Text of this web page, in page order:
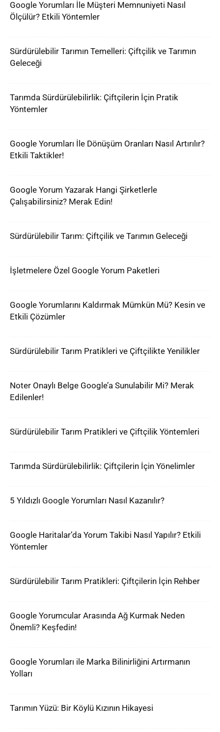
Google Yorumları İle Müşteri Memnuniyeti Nasıl
Ölçülür? Etkili Yöntemler
Sürdürülebilir Tarımın Temelleri: Çiftçilik ve Tarımın
Geleceği
Tarımda Sürdürülebilirlik: Çiftçilerin İçin Pratik
Yöntemler
Google Yorumları İle Dönüşüm Oranları Nasıl Artırılır?
Etkili Taktikler!
Google Yorum Yazarak Hangi Şirketlerle
Çalışabilirsiniz? Merak Edin!
Sürdürülebilir Tarım: Çiftçilik ve Tarımın Geleceği
İşletmelere Özel Google Yorum Paketleri
Google Yorumlarını Kaldırmak Mümkün Mü? Kesin ve
Etkili Çözümler
Sürdürülebilir Tarım Pratikleri ve Çiftçilikte Yenilikler
Noter Onaylı Belge Google’a Sunulabilir Mi? Merak
Edilenler!
Sürdürülebilir Tarım Pratikleri ve Çiftçilik Yöntemleri
Tarımda Sürdürülebilirlik: Çiftçilerin İçin Yönelimler
5 Yıldızlı Google Yorumları Nasıl Kazanılır?
Google Haritalar’da Yorum Takibi Nasıl Yapılır? Etkili
Yöntemler
Sürdürülebilir Tarım Pratikleri: Çiftçilerin İçin Rehber
Google Yorumcular Arasında Ağ Kurmak Neden
Önemli? Keşfedin!
Google Yorumları ile Marka Bilinirliğini Artırmanın
Yolları
Tarımın Yüzü: Bir Köylü Kızının Hikayesi